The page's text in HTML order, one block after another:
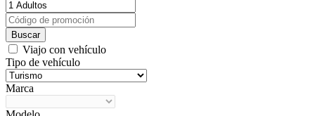
Buscar
Viajo con vehículo
Tipo de vehículo
Marca